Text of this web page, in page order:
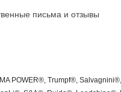
письма и отзывы
POWER®, Trumpf®,